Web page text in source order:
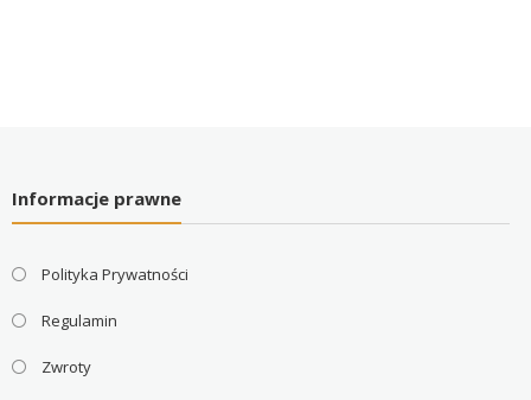
Informacje prawne
Polityka Prywatności
Regulamin
Zwroty